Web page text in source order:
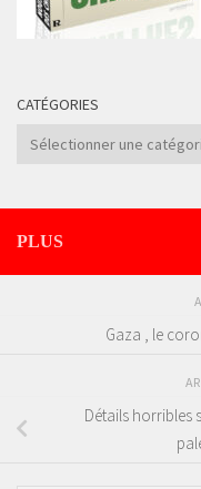
CATÉGORIES
Catégories
PLUS
Gaza , le
Détails horribles